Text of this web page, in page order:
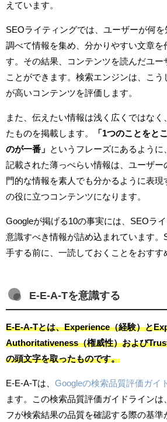
えています。
SEOライティングでは、ユーザーが何
調べて情報を集め、分かりやすい文章を
す。その結果、コンテンツを読んだユー
ことができます。検索エンジンは、こ
が高いコンテンツを評価します。
また、伝えたい情報は浅く広くではなく
たものを掲載します。
「1つのことをと
のが一番」
というフレーズにあるように
記載された薄っぺらい情報は、ユーザー
門的な情報を素人でも分かるように表現
の役に立つコンテンツになります。
Googleが掲げる10の事実には、SEOラ
意識すべき情報が詰め込まれています。
手する前に、一読しておくことをおすす
E-E-A-Tを意識する
E-E-A-Tとは、Experience（経験）と
Authoritativeness（権威性）および
の頭文字を取ったものです。
E-E-A-Tは、 Googleの検索品質評価ガイ
ます。この検索品質評価ガイドラインは
フが検索結果の品質を確認する際の基準